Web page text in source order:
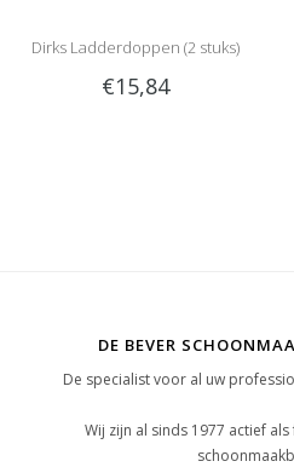
Dirks Ladderdoppen (2 stuks)
€15,84
DE BEVER
De specialist voor al uw
Wij zijn al sinds 1977 actief